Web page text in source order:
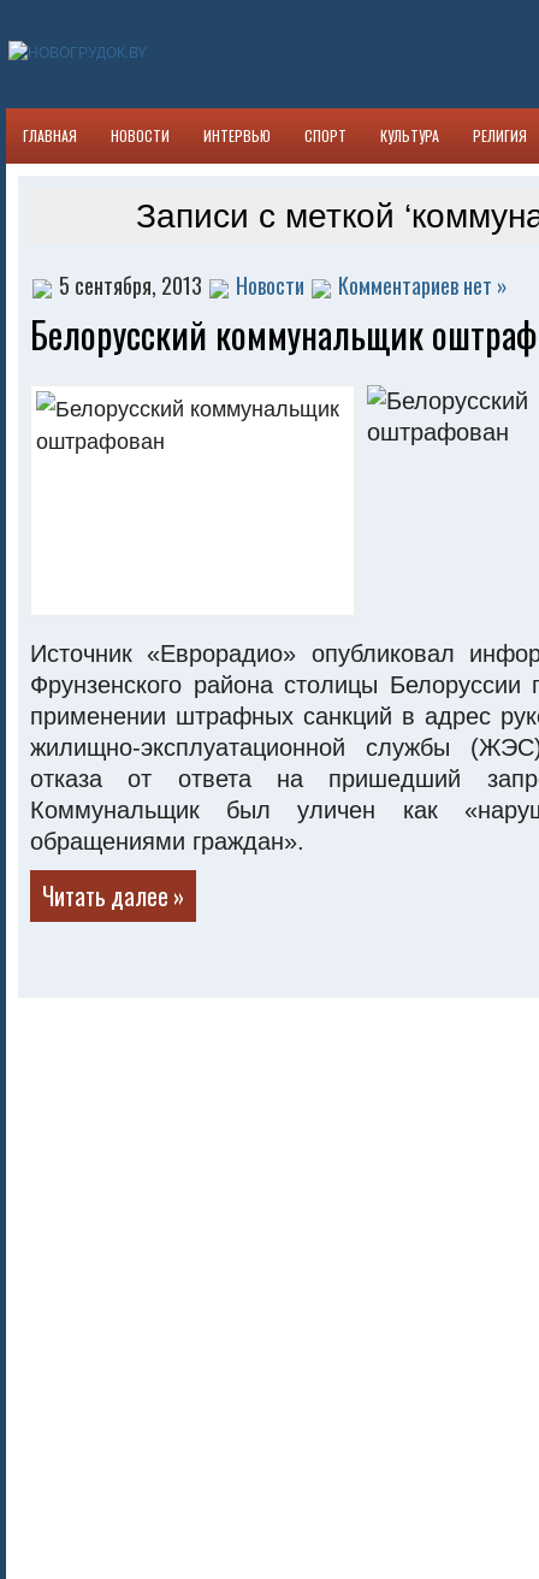
ГЛАВНАЯ НОВОСТИ ИНТЕРВЬЮ СПОРТ КУЛЬТУРА РЕЛИГИЯ
Записи с меткой
5 сентября, 2013 Новости Комментариев нет »
Белорусский коммунальщик
Источник «Еврорадио» опубликовал
Фрунзенского района столицы
применении штрафных санкций в адрес
жилищно-эксплуатационной службы
отказа от ответа на пришедший
Коммунальщик был уличен как
обращениями граждан».
Читать далее »